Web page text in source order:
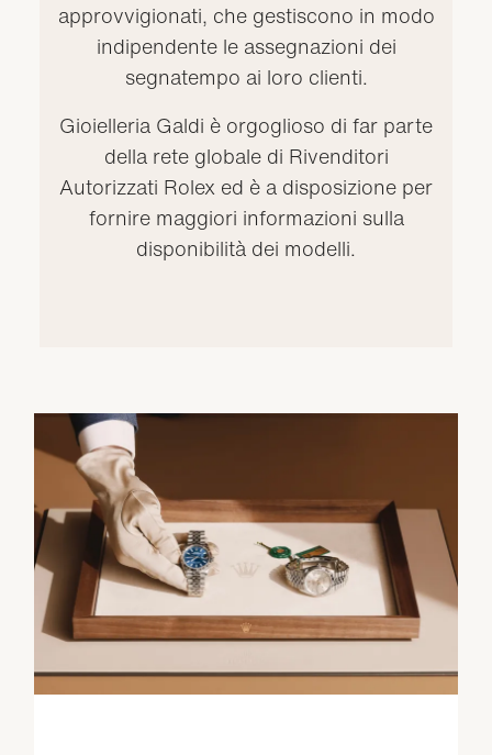
approvvigionati, che gestiscono in modo
indipendente le assegnazioni dei
segnatempo ai loro clienti.
Gioielleria Galdi è orgoglioso di far parte
della rete globale di Rivenditori
Autorizzati Rolex ed è a disposizione per
fornire maggiori informazioni sulla
disponibilità dei modelli.